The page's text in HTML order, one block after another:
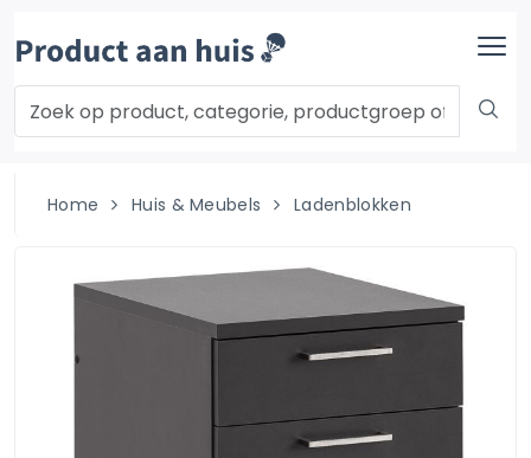
Home Huis & Meubels Ladenblokken